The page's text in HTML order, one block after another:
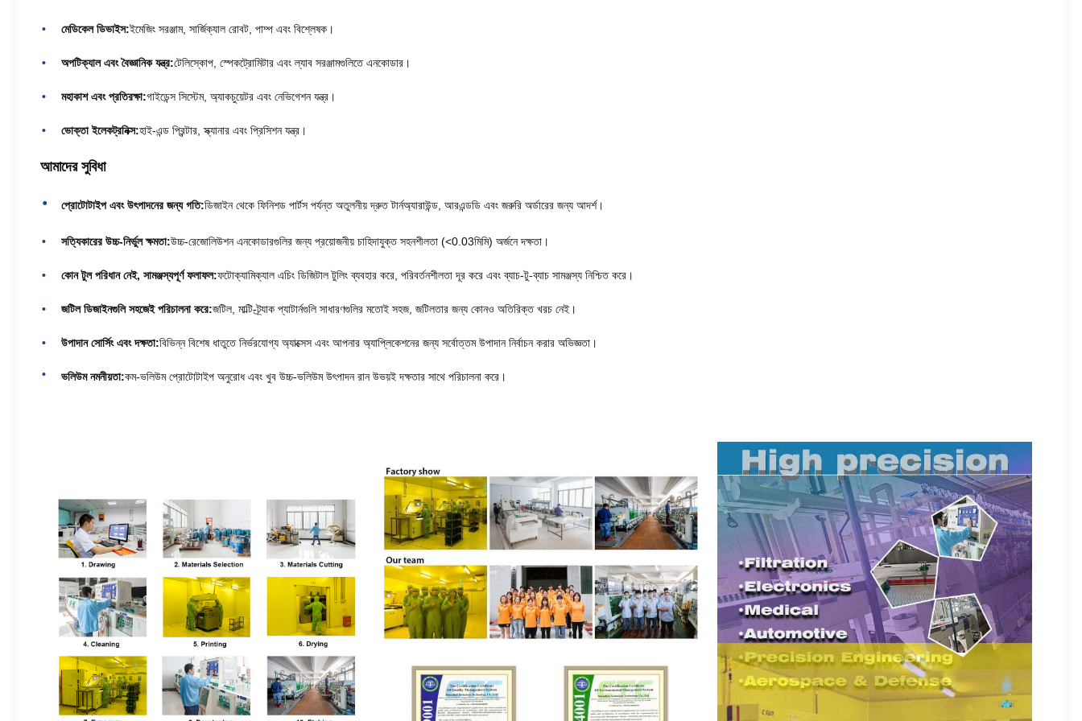
মেডিকেল ডিভাইস:ইমেজিং সরঞ্জাম, সার্জিক্যাল রোবট, পাম্প এবং বিশ্লেষক।
অপটিক্যাল এবং বৈজ্ঞানিক যন্ত্র:টেলিস্কোপ, স্পেকট্রোমিটার এবং ল্যাব সরঞ্জামগুলিতে এনকোডার।
মহাকাশ এবং প্রতিরক্ষা:গাইডেন্স সিস্টেম, অ্যাকচুয়েটর এবং নেভিগেশন যন্ত্র।
ভোক্তা ইলেকট্রনিক্স:হাই-এন্ড প্রিন্টার, স্ক্যানার এবং প্রিসিশন যন্ত্র।
আমাদের সুবিধা
প্রোটোটাইপ এবং উৎপাদনের জন্য গতি:ডিজাইন থেকে ফিনিশড পার্টস পর্যন্ত অতুলনীয় দ্রুত টার্নঅ্যারাউন্ড, আরএন্ডডি এবং জরুরি অর্ডারের জন্য আদর্শ।
সত্যিকারের উচ্চ-নির্ভুল ক্ষমতা:উচ্চ-রেজোলিউশন এনকোডারগুলির জন্য প্রয়োজনীয় চাহিদাযুক্ত সহনশীলতা (<0.03মিমি) অর্জনে দক্ষতা।
কোন টুল পরিধান নেই, সামঞ্জস্যপূর্ণ ফলাফল:ফটোক্যামিক্যাল এচিং ডিজিটাল টুলিং ব্যবহার করে, পরিবর্তনশীলতা দূর করে এবং ব্যাচ-টু-ব্যাচ সামঞ্জস্য নিশ্চিত করে।
জটিল ডিজাইনগুলি সহজেই পরিচালনা করে:জটিল, মাল্টি-ট্র্যাক প্যাটার্নগুলি সাধারণগুলির মতোই সহজ, জটিলতার জন্য কোনও অতিরিক্ত খরচ নেই।
উপাদান সোর্সিং এবং দক্ষতা:বিভিন্ন বিশেষ ধাতুতে নির্ভরযোগ্য অ্যাক্সেস এবং আপনার অ্যাপ্লিকেশনের জন্য সর্বোত্তম উপাদান নির্বাচন করার অভিজ্ঞতা।
ভলিউম নমনীয়তা:কম-ভলিউম প্রোটোটাইপ অনুরোধ এবং খুব উচ্চ-ভলিউম উৎপাদন রান উভয়ই দক্ষতার সাথে পরিচালনা করে।